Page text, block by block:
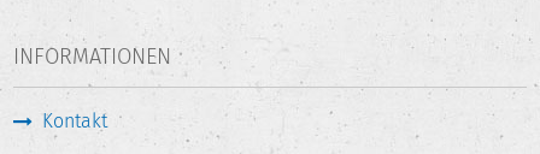
INFORMATIONEN
Kontakt